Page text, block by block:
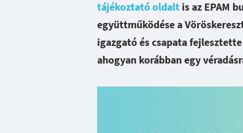
tájékoztató oldalt is az EPAM
együttműködése a
igazgató és csapata
ahogyan korábban egy